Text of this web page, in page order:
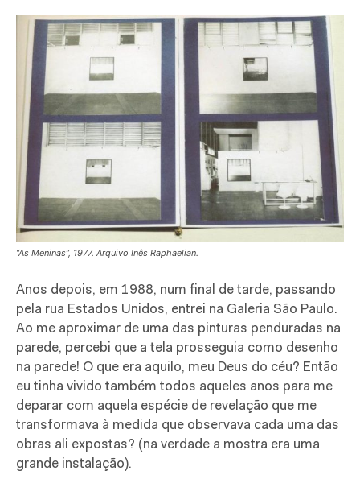
“As Meninas”, 1977. Arquivo Inês Raphaelian.
Anos depois, em 1988, num final de tarde, passando
pela rua Estados Unidos, entrei na Galeria São Paulo.
Ao me aproximar de uma das pinturas penduradas na
parede, percebi que a tela prosseguia como desenho
na parede! O que era aquilo, meu Deus do céu? Então
eu tinha vivido também todos aqueles anos para me
deparar com aquela espécie de revelação que me
transformava à medida que observava cada uma das
obras ali expostas? (na verdade a mostra era uma
grande instalação).